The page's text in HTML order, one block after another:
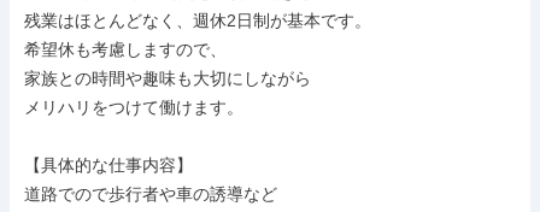
残業はほとんどなく、週休2日制が基本です。
希望休も考慮しますので、
家族との時間や趣味も大切にしながら
メリハリをつけて働けます。
【具体的な仕事内容】
道路でので歩行者や車の誘導など